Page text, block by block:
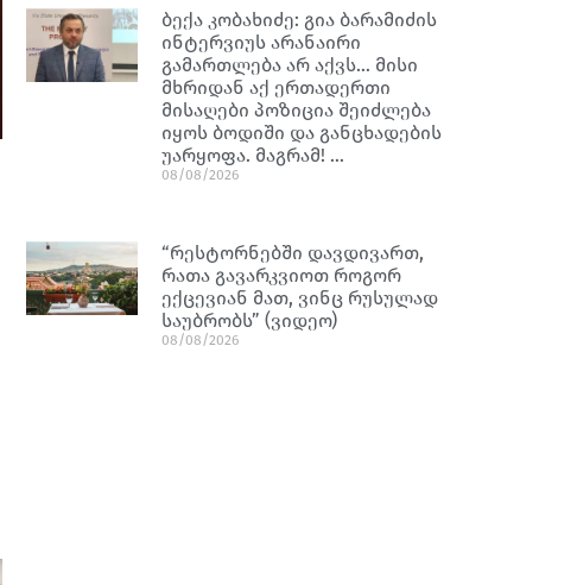
ბექა კობახიძე: გია ბარამიძის
ინტერვიუს არანაირი
გამართლება არ აქვს… მისი
მხრიდან აქ ერთადერთი
მისაღები პოზიცია შეიძლება
იყოს ბოდიში და განცხადების
უარყოფა. მაგრამ! …
08/08/2026
“რესტორნებში დავდივართ,
რათა გავარკვიოთ როგორ
ექცევიან მათ, ვინც რუსულად
საუბრობს” (ვიდეო)
08/08/2026